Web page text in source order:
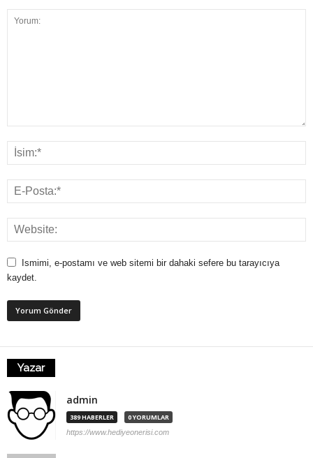
Ismimi, e-postamı ve web sitemi bir dahaki sefere bu tarayıcıya
kaydet.
Yazar
admin
389 HABERLER 0 YORUMLAR
https://www.hediyeonerisi.com